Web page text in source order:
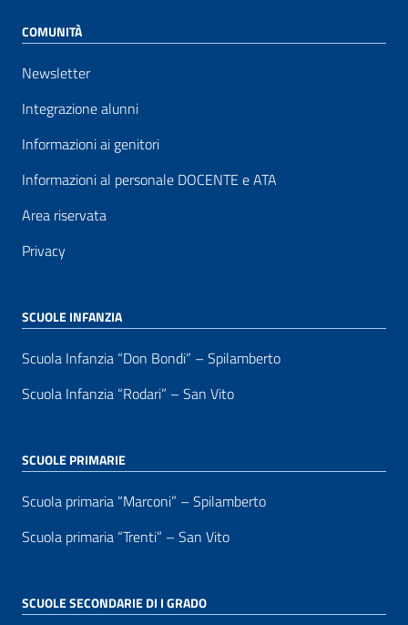
COMUNITÀ
Newsletter
Integrazione alunni
Informazioni ai genitori
Informazioni al personale DOCENTE e ATA
Area riservata
Privacy
SCUOLE INFANZIA
Scuola Infanzia “Don Bondi” – Spilamberto
Scuola Infanzia “Rodari” – San Vito
SCUOLE PRIMARIE
Scuola primaria “Marconi” – Spilamberto
Scuola primaria “Trenti” – San Vito
SCUOLE SECONDARIE DI I GRADO